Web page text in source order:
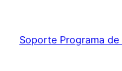
contenido
Soporte Programa de